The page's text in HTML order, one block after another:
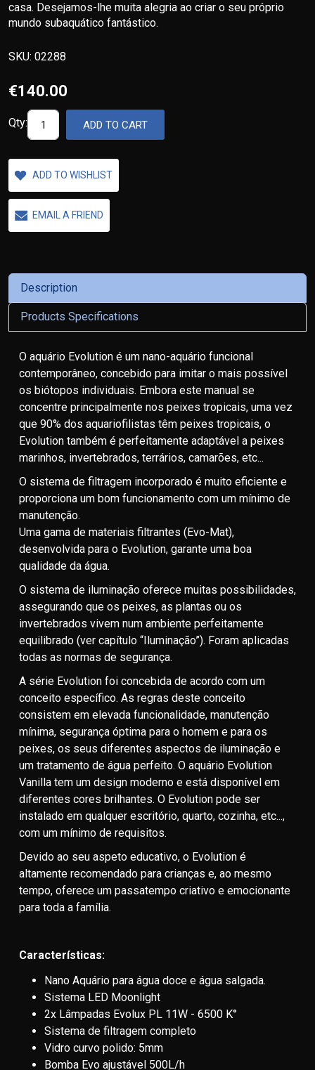
casa. Desejamos-lhe muita alegria ao criar o seu próprio
mundo subaquático fantástico.
SKU: 02288
€140.00
Qty: ADD TO CART
ADD TO WISHLIST
EMAIL A FRIEND
Description
Products Specifications
O aquário Evolution é um nano-aquário funcional
contemporâneo, concebido para imitar o mais possível
os biótopos individuais. Embora este manual se
concentre principalmente nos peixes tropicais, uma vez
que 90% dos aquariofilistas têm peixes tropicais, o
Evolution também é perfeitamente adaptável a peixes
marinhos, invertebrados, terrários, camarões, etc...
O sistema de filtragem incorporado é muito eficiente e
proporciona um bom funcionamento com um mínimo de
manutenção.
Uma gama de materiais filtrantes (Evo-Mat),
desenvolvida para o Evolution, garante uma boa
qualidade da água.
O sistema de iluminação oferece muitas possibilidades,
assegurando que os peixes, as plantas ou os
invertebrados vivem num ambiente perfeitamente
equilibrado (ver capítulo “Iluminação”). Foram aplicadas
todas as normas de segurança.
A série Evolution foi concebida de acordo com um
conceito específico. As regras deste conceito
consistem em elevada funcionalidade, manutenção
mínima, segurança óptima para o homem e para os
peixes, os seus diferentes aspectos de iluminação e
um tratamento de água perfeito. O aquário Evolution
Vanilla tem um design moderno e está disponível em
diferentes cores brilhantes. O Evolution pode ser
instalado em qualquer escritório, quarto, cozinha, etc...,
com um mínimo de requisitos.
Devido ao seu aspeto educativo, o Evolution é
altamente recomendado para crianças e, ao mesmo
tempo, oferece um passatempo criativo e emocionante
para toda a família.
Características:
Nano Aquário para água doce e água salgada.
Sistema LED Moonlight
2x Lâmpadas Evolux PL 11W - 6500 K°
Sistema de filtragem completo
Vidro curvo polido: 5mm
Bomba Evo ajustável 500L/h